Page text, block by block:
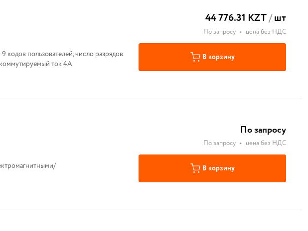
кодов пользователей, число разрядов
ток 4А
44 776.31 KZT/шт
По запросу • цена без НДС
В корзину
По запросу
По запросу • цена без НДС
В корзину